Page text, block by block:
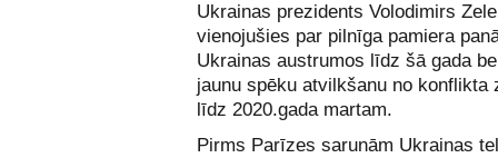
Ukrainas prezidents Volodimirs
vienojušies par pilnīga pamiera
Ukrainas austrumos līdz šā gada
jaunu spēku atvilkšanu no konflikta
līdz 2020.gada martam.
Pirms Parīzes sarunām Ukrainas